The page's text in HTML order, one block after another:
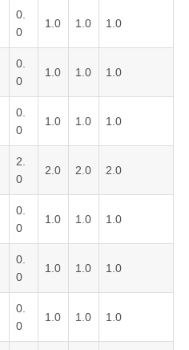
0.
0
1.0 1.0 1.0
0.
0
1.0 1.0 1.0
0.
0
1.0 1.0 1.0
2.
0
2.0 2.0 2.0
0.
0
1.0 1.0 1.0
0.
0
1.0 1.0 1.0
0.
0
1.0 1.0 1.0